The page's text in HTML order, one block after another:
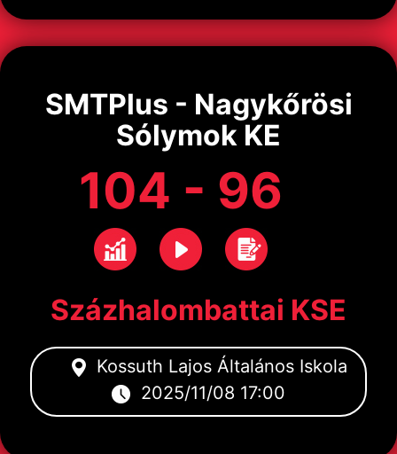
SMTPlus - Nagykőrösi
Sólymok KE
104 - 96
Százhalombattai KSE
Kossuth Lajos Általános Iskola
2025/11/08 17:00